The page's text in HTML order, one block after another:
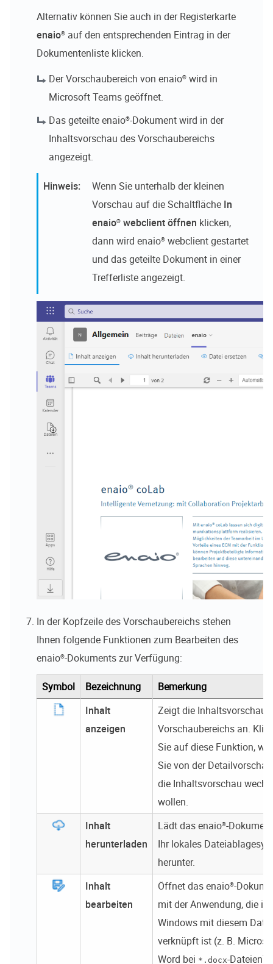
Alternativ können Sie auch in der Registerkarte
enaio® auf den entsprechenden Eintrag in der
Dokumentenliste klicken.
Der Vorschaubereich von enaio®wird in
Microsoft Teams geöffnet.
Das geteilteenaio®-Dokument wird in der
Inhaltsvorschau des Vorschaubereichs
angezeigt.
Wenn Sie unterhalb der kleinen
Vorschau auf die Schaltfläche In
enaio® webclientöffnen klicken,
dann wird enaio® webclientgestartet
und das geteilte Dokument in einer
Trefferliste angezeigt.
In der Kopfzeile des Vorschaubereichs stehen
Ihnen folgende Funktionen zum Bearbeiten des
enaio®-Dokuments zur Verfügung:
Symbol Bezeichnung
Bemerkung
Inhalt
anzeigen
Zeigt die Inhaltsvorschau
Vorschaubereichs an.
Sie auf diese Funktion,
Sie von der
die Inhaltsvorschau
wollen.
Inhalt
herunterladen
Lädt dasenaio®-
Ihr lokales
herunter.
Inhalt
bearbeiten
Öffnet dasenaio®-
mit der Anwendung, die in
Windows mit diesem
verknüpft ist (z. B.
Word bei *.docx-Dateien).